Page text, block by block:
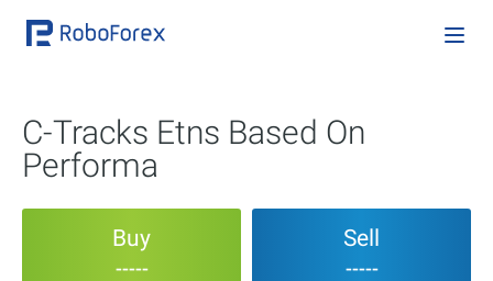
C-Tracks Etns Based On
Performa
Buy
-----
Sell
-----